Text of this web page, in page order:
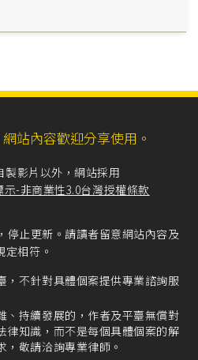
站內容歡迎分享使用。
製影片以外，網站採用
示-非商業性3.0台灣授權條款
停止更新。請讀者留意網站內容及
相符。
，不針對具體個案提供專業諮詢服
、持續發展的，作者及平臺無償對
律知識，而不是每個具體個案的解
，敬請洽詢專業律師。